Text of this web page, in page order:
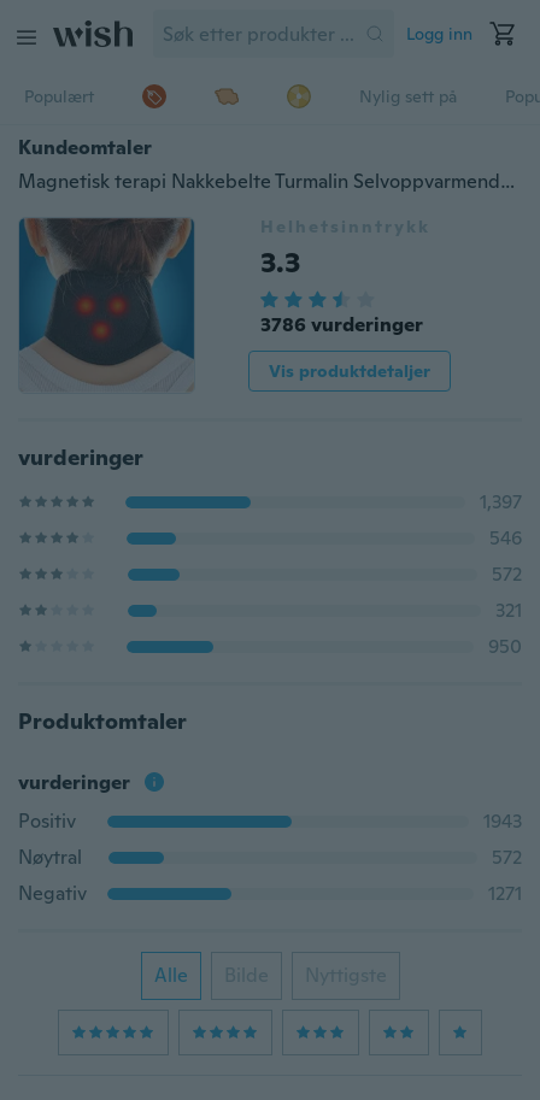
Logg inn
Populært Nylig sett på
Kundeomtaler
Magnetisk terapi Nakkebelte Turmalin Selvoppvarmende Magnetisk Terapi Nakkeomslagsbelte Smertelindring nakkevirvelbeskyttelse
Helhetsinntrykk
3.3
3786 vurderinger
Vis produktdetaljer
vurderinger
1,397
546
572
321
950
Produktomtaler
vurderinger
Positiv
1943
Nøytral
572
Negativ
1271
Alle Bilde Nyttigste